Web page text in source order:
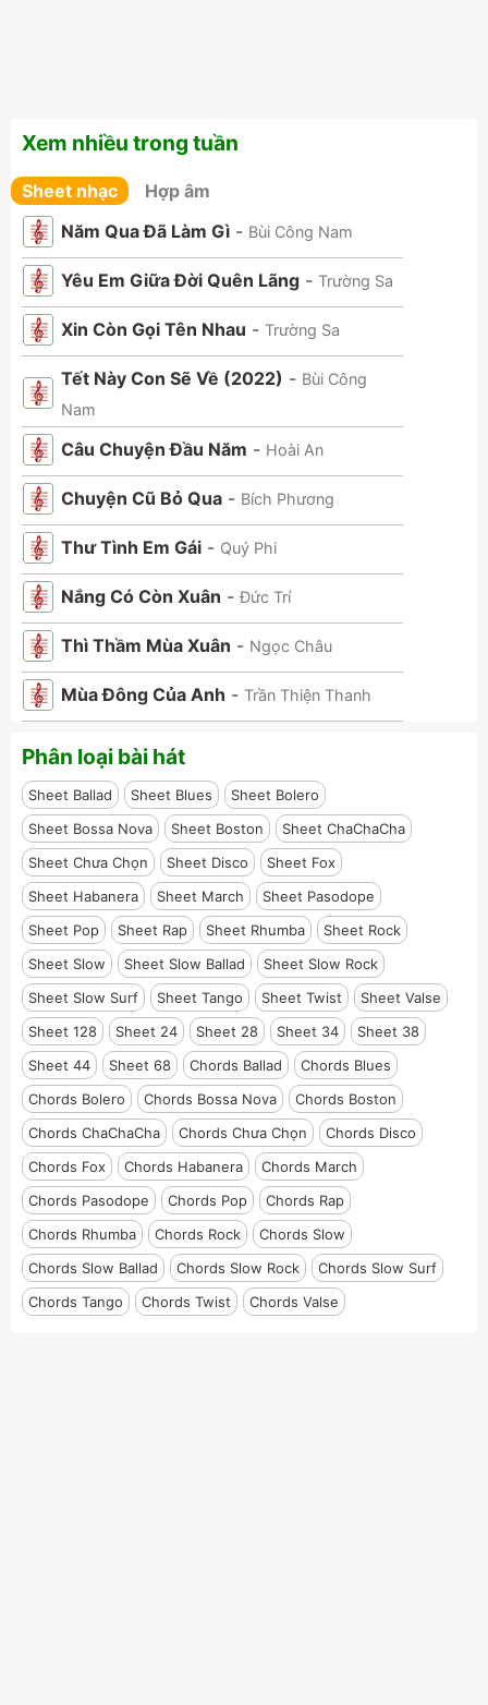
Xem nhiều trong tuần
Sheet nhạc
Hợp âm
Năm Qua Đã Làm Gì - Bùi Công Nam
Yêu Em Giữa Đời Quên Lãng - Trường Sa
Xin Còn Gọi Tên Nhau - Trường Sa
Tết Này Con Sẽ Về (2022) - Bùi Công
Nam
Câu Chuyện Đầu Năm - Hoài An
Chuyện Cũ Bỏ Qua - Bích Phương
Thư Tình Em Gái - Quý Phi
Nắng Có Còn Xuân -Đức Trí
Thì Thầm Mùa Xuân - Ngọc Châu
Mùa Đông Của Anh - Trần Thiện Thanh
Phân loại bài hát
Sheet Ballad Sheet Blues
Sheet Bolero
Sheet Bossa Nova
Sheet Boston
Sheet ChaChaCha
Sheet Chưa Chọn
Sheet Disco
Sheet Fox
Sheet Habanera
Sheet March
Sheet Pasodope
Sheet Pop
Sheet Rap Sheet Rhumba
Sheet Rock
Sheet Slow
Sheet Slow Ballad
Sheet Slow Rock
Sheet Slow Surf
Sheet Tango Sheet Twist
Sheet Valse
Sheet 128
Sheet 24 Sheet 28 Sheet 34
Sheet 38
Sheet 44
Sheet 68 Chords Ballad
Chords Blues
Chords Bolero
Chords Bossa Nova
Chords Boston
Chords ChaChaCha
Chords Chưa Chọn
Chords Disco
Chords Fox
Chords Habanera
Chords March
Chords Pasodope
Chords Pop
Chords Rap
Chords Rhumba
Chords Rock
Chords Slow
Chords Slow Ballad
Chords Slow Rock
Chords Slow Surf
Chords Tango
Chords Twist Chords Valse